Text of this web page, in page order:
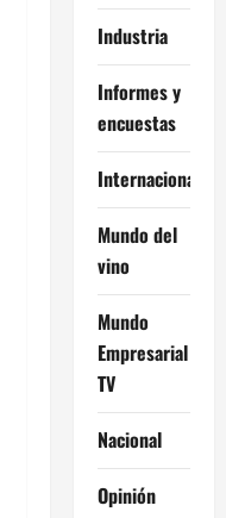
Industria
Informes y
encuestas
Internacional
Mundo del
vino
Mundo
Empresarial
TV
Nacional
Opinión